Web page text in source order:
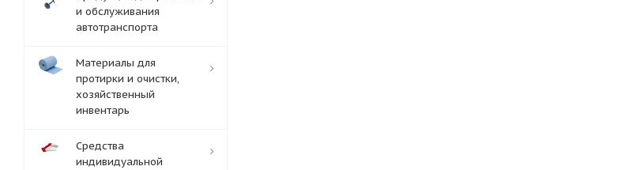
и обслуживания
автотранспорта
Материалы для
протирки и очистки,
хозяйственный
инвентарь
Средства
индивидуальной